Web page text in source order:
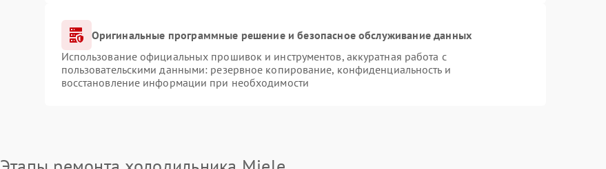
Оригинальные программные решение и безопасное обслуживание данных
Использование официальных прошивок и инструментов, аккуратная работа с
пользовательскими данными: резервное копирование, конфиденциальность и
восстановление информации при необходимости